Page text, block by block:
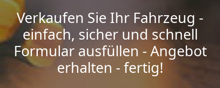
Verkaufen Sie Ihr Fahrzeug -
einfach, sicher und schnell
Formular ausfüllen - Angebot
erhalten - fertig!